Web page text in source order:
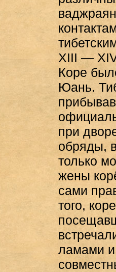
XIII — XIV
Коре
Юань.
при
обряды,
только
жены
сами
того,
ламами